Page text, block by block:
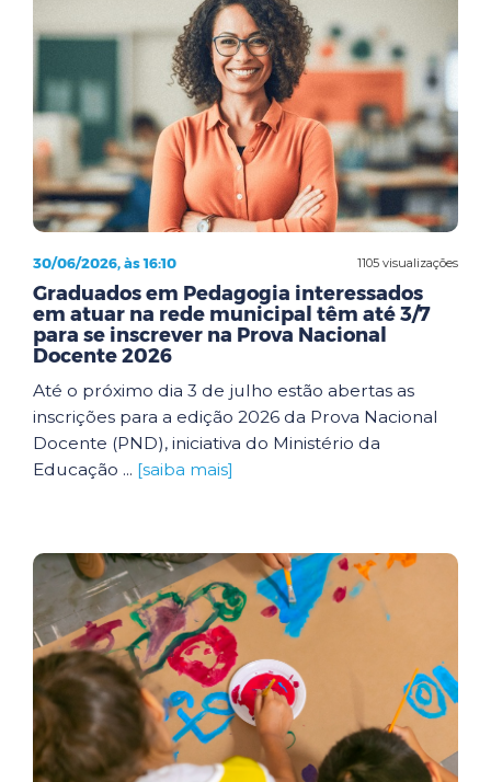
1105 visualizações
30/06/2026, às 16:10
Graduados em Pedagogia interessados
em atuar na rede municipal têm até 3/7
para se inscrever na Prova Nacional
Docente 2026
Até o próximo dia 3 de julho estão abertas as
inscrições para a edição 2026 da Prova Nacional
Docente (PND), iniciativa do Ministério da
Educação ... [saiba mais]